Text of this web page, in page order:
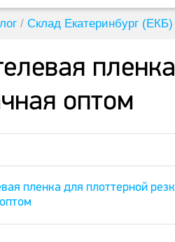
/ Склад Екатеринбург (ЕКБ)
оптом